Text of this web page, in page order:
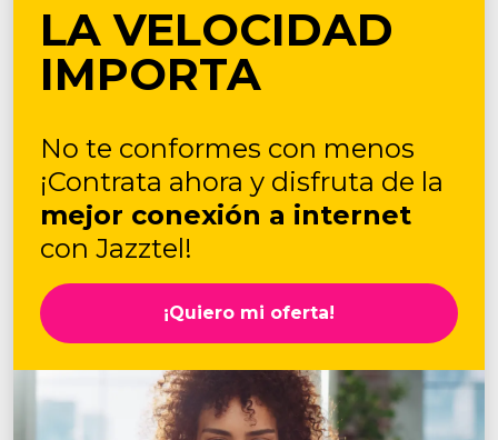
LA VELOCIDAD
IMPORTA
No te conformes con menos
¡Contrata ahora y disfruta de la
mejor conexión a internet
con Jazztel!
¡Quiero mi oferta!